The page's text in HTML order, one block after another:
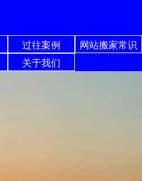
过往案例
网站搬家常识
关于我们